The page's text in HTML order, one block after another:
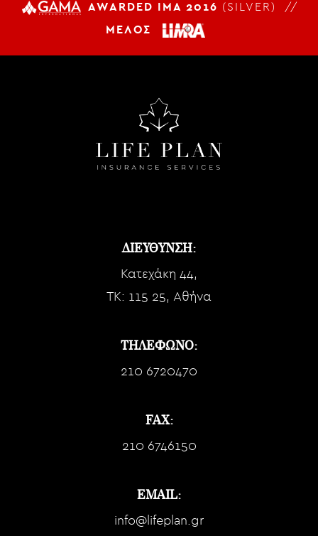
AWARDED IMA 2016 (SILVER) //
ΜΕΛΟΣ
ΔΙΕΥΘΥΝΣΗ:
Κατεχάκη 44,
TK: 115 25, Αθήνα
ΤΗΛΕΦΩΝΟ:
210 6720470
FAX:
210 6746150
EMAIL:
info@lifeplan.gr